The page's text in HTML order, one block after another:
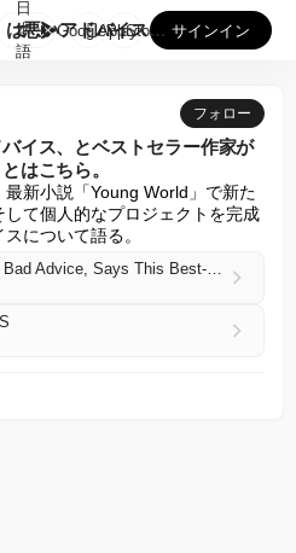
「情熱に従え」は悪いアドバイス、とベストセラー作家が語る。代...
日
本
語
GooglePlay
AppStore サインイン
フォロー
イス、とベストセラー作家が
はこちら。
新小説「Young World」で新た
て個人的なプロジェクトを完成
について語る。
‘Follow Your Passion’ Is Bad Advice, Says This Best-Selling Author. Here’s What You Should Do Instead.